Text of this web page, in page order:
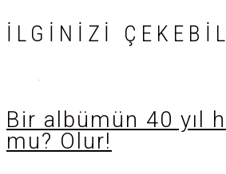
İLGINIZI
Bir albümün 40 yıl
mu? Olur!